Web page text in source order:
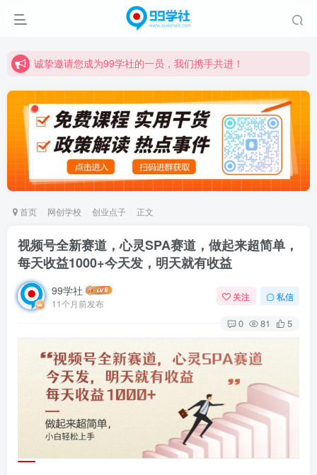
诚挚邀请您成为99学社的一员，我们携手共进！
诚挚邀请您成为99学社的一员，我们携手共进！
学习路上不孤独，99学社与你同行！分享全网优质VIP资源，炒股教程、创业教程、网络营销教程、自媒体短视频教程等，长期更新各大精品创业项目！
首页 网创学校 创业点子 正文
视频号全新赛道，心灵SPA赛道，做起来超简单，
每天收益1000+今天发，明天就有收益
99学社
11个月前发布
关注 私信
0 81 5